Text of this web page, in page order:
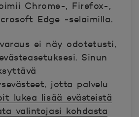
Chrome-, Firefox-,
Edge -selaimilla.
ei näy odotetusti,
Sinun
jotta palvelu
lukea lisää evästeistä
valintojasi kohdasta